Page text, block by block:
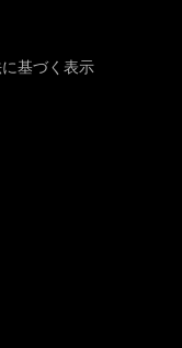
基づく表示